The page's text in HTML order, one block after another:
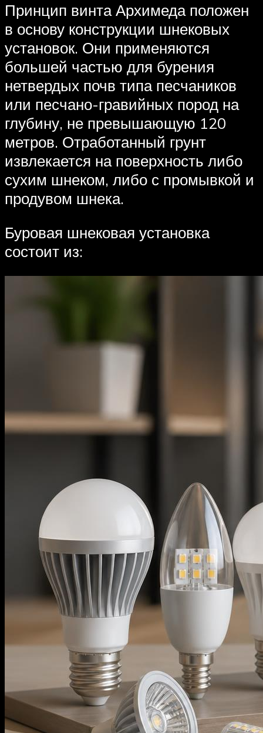
Принцип винта Архимеда положен
в основу конструкции шнековых
установок. Они применяются
большей частью для бурения
нетвердых почв типа песчаников
или песчано-гравийных пород на
глубину, не превышающую 120
метров. Отработанный грунт
извлекается на поверхность либо
сухим шнеком, либо с промывкой и
продувом шнека.
Буровая шнековая установка
состоит из: